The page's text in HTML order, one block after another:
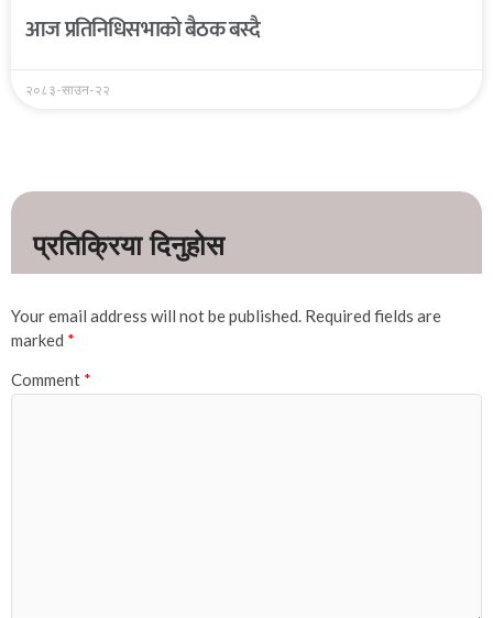
आज प्रतिनिधिसभाको बैठक बस्दै
२०८३-साउन-२२
Your email address will not be published. Required fields are
marked *
Comment *